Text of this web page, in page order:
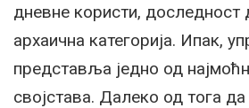
дневне користи, доследност
архаична категорија. Ипак,
представља једно од
својстава. Далеко од тога